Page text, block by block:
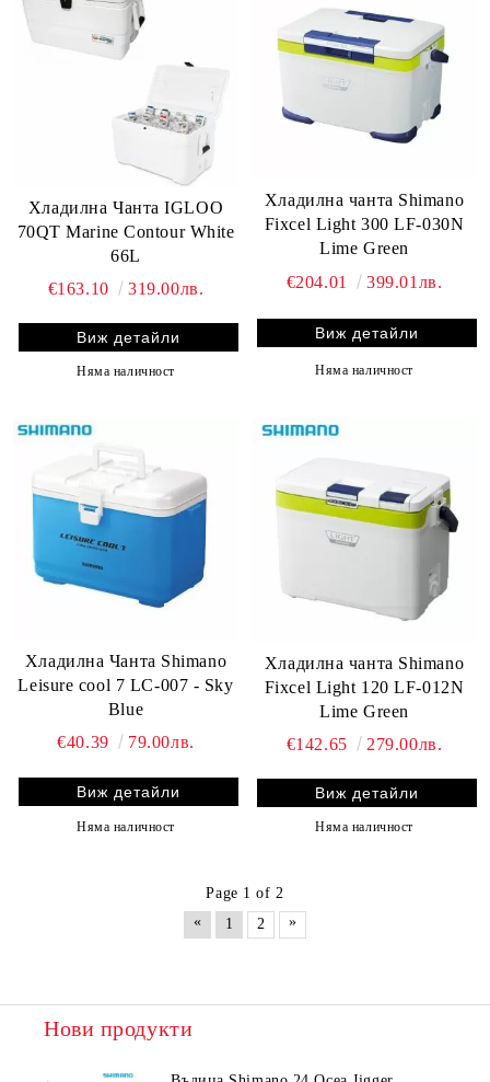
Хладилна Чанта IGLOO
70QT Marine Contour White
66L
€163.10
319.00лв.
Виж детайли
Няма наличност
Хладилна чанта Shimano
Fixcel Light 300 LF-030N
Lime Green
€204.01
399.01лв.
Виж детайли
Няма наличност
Хладилна Чанта Shimano
Leisure cool 7 LC-007 - Sky
Blue
€40.39
79.00лв.
Виж детайли
Няма наличност
Хладилна чанта Shimano
Fixcel Light 120 LF-012N
Lime Green
€142.65
279.00лв.
Виж детайли
Няма наличност
Page 1 of 2
«
1 2 »
Нови продукти